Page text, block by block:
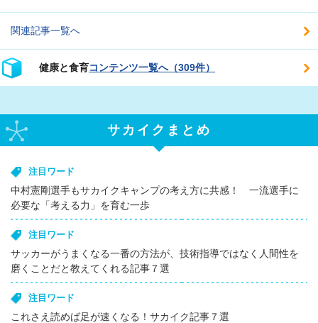
関連記事一覧へ
健康と食育コンテンツ一覧へ（309件）
サカイクまとめ
注目ワード
中村憲剛選手もサカイクキャンプの考え方に共感！ 一流選手に
必要な「考える力」を育む一歩
注目ワード
サッカーがうまくなる一番の方法が、技術指導ではなく人間性を
磨くことだと教えてくれる記事７選
注目ワード
これさえ読めば足が速くなる！サカイク記事７選